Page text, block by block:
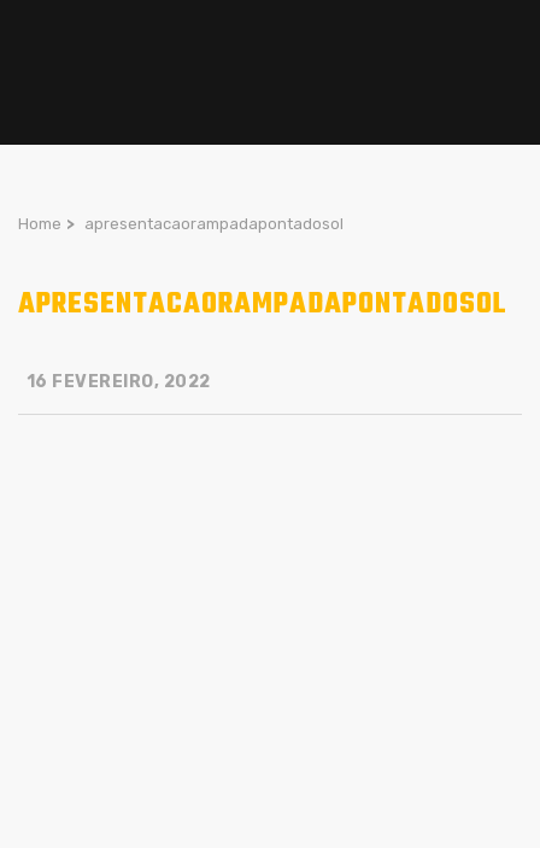
Home > apresentacaorampadapontadosol
APRESENTACAORAMPADAPONTADOSOL
16 FEVEREIRO, 2022